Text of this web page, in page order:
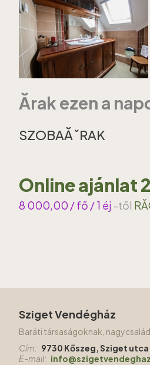
Ărak ezen a
SZOBAĂˇRAK
Online ajánlat
8 000,00 / fő / 1 éj -től
Sziget Vendégház
Baráti társaságoknak,
Cím: 9730 Kőszeg, Sziget utca
E-mail: